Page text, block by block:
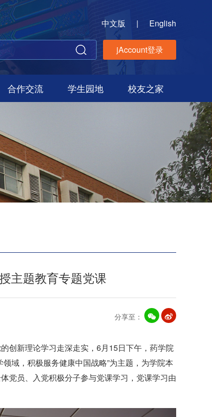
中文版 | English
jAccount登录
合作交流 学生园地 校友之家
主题教育专题党课
分享至：
创新理论学习走深走实，6月15日下午，药学院
域，积极服务健康中国战略”为主题，为学院本
党员、入党积极分子参与党课学习，党课学习由